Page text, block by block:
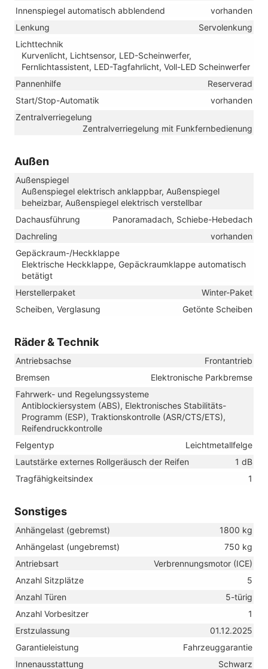
Innenspiegel automatisch abblendend
vorhanden
Lenkung
Servolenkung
Lichttechnik
Kurvenlicht, Lichtsensor, LED-Scheinwerfer,
Fernlichtassistent, LED-Tagfahrlicht, Voll-LED Scheinwerfer
Pannenhilfe
Reserverad
Start/Stop-Automatik
vorhanden
Zentralverriegelung
Zentralverriegelung mit Funkfernbedienung
Außen
Außenspiegel
Außenspiegel elektrisch anklappbar, Außenspiegel
beheizbar, Außenspiegel elektrisch verstellbar
Dachausführung
Panoramadach, Schiebe-Hebedach
Dachreling
vorhanden
Gepäckraum-/Heckklappe
Elektrische Heckklappe, Gepäckraumklappe automatisch
betätigt
Herstellerpaket
Winter-Paket
Scheiben, Verglasung
Getönte Scheiben
Räder & Technik
Antriebsachse
Frontantrieb
Bremsen
Elektronische Parkbremse
Fahrwerk- und Regelungssysteme
Antiblockiersystem (ABS), Elektronisches Stabilitäts-
Programm (ESP), Traktionskontrolle (ASR/CTS/ETS),
Reifendruckkontrolle
Felgentyp
Leichtmetallfelge
Lautstärke externes Rollgeräusch der Reifen
1 dB
Tragfähigkeitsindex
1
Sonstiges
Anhängelast (gebremst)
1800 kg
Anhängelast (ungebremst)
750 kg
Antriebsart
Verbrennungsmotor (ICE)
Anzahl Sitzplätze
5
Anzahl Türen
5-türig
Anzahl Vorbesitzer
1
Erstzulassung
01.12.2025
Garantieleistung
Fahrzeuggarantie
Innenausstattung
Schwarz